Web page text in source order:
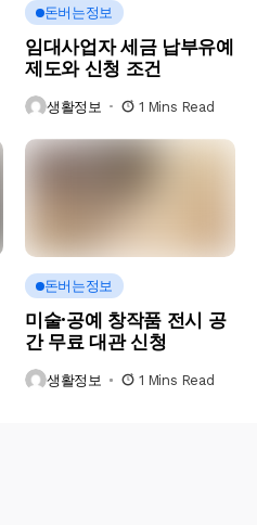
돈버는정보
임대사업자 세금 납부유예
제도와 신청 조건
생활정보 1 Mins Read
돈버는정보
미술·공예 창작품 전시 공
간 무료 대관 신청
생활정보 1 Mins Read